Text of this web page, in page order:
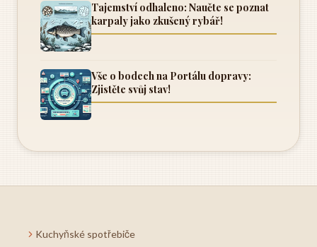
Tajemství odhaleno: Naučte se poznat
karpaly jako zkušený rybář!
Vše o bodech na Portálu dopravy:
Zjistěte svůj stav!
Kuchyňské spotřebiče